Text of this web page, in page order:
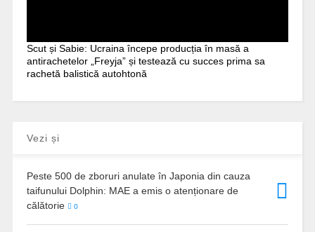
Scut și Sabie: Ucraina începe producția în masă a
antirachetelor „Freyja” și testează cu succes prima sa
rachetă balistică autohtonă
Vezi și
Peste 500 de zboruri anulate în Japonia din cauza
taifunului Dolphin: MAE a emis o atenționare de
călătorie
0